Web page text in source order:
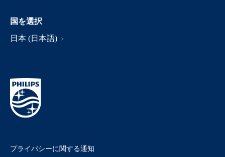
国を選択
日本 (日本語)
プライバシーに関する通知